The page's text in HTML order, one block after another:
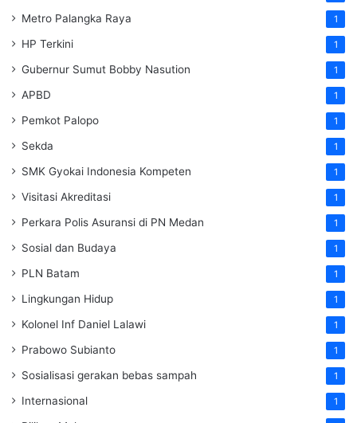
Metro Palangka Raya 1
HP Terkini 1
Gubernur Sumut Bobby Nasution 1
APBD 1
Pemkot Palopo 1
Sekda 1
SMK Gyokai Indonesia Kompeten 1
Visitasi Akreditasi 1
Perkara Polis Asuransi di PN Medan 1
Sosial dan Budaya 1
PLN Batam 1
Lingkungan Hidup 1
Kolonel Inf Daniel Lalawi 1
Prabowo Subianto 1
Sosialisasi gerakan bebas sampah 1
Internasional 1